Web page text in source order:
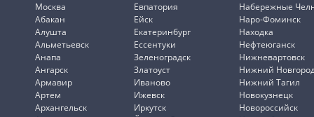
Москва
Абакан
Алушта
Альметьевск
Анапа
Ангарск
Армавир
Артем
Архангельск
Евпатория
Ейск
Екатеринбург
Ессентуки
Зеленоградск
Златоуст
Иваново
Ижевск
Иркутск
Набережные
Наро-Фоминск
Находка
Нефтеюганск
Нижневартовск
Нижний
Нижний Тагил
Новокузнецк
Новороссийск